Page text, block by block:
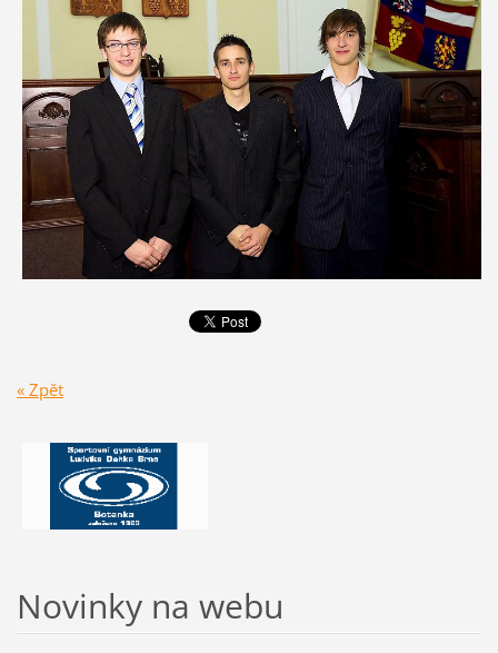
« Zpět
Novinky na webu